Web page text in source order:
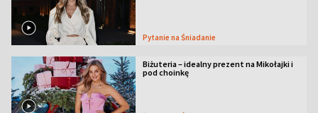
Pytanie na Śniadanie
Biżuteria – idealny prezent na Mikołajki i
pod choinkę